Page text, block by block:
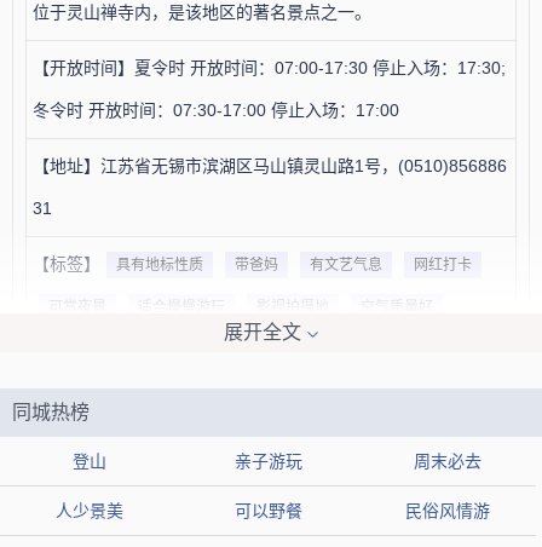
位于灵山禅寺内，是该地区的著名景点之一。
【开放时间】夏令时 开放时间：07:00-17:30 停止入场：17:30;
冬令时 开放时间：07:30-17:00 停止入场：17:00
【地址】江苏省无锡市滨湖区马山镇灵山路1号，(0510)856886
31
【标签】 具有地标性质 带爸妈 有文艺气息 网红打卡
可赏夜景 适合慢慢游玩 影视拍摄地 空气质量好
适合亲子 可以看表演 适合观赏地标建筑
可以感受藏佛文化 知名度很高
【网友印象】
展开全文
同城热榜
登山 亲子游玩 周末必去
人少景美 可以野餐 民俗风情游